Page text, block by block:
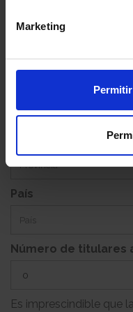
Marketing
Código postal
País
Número de titulares
Es imprescindible que